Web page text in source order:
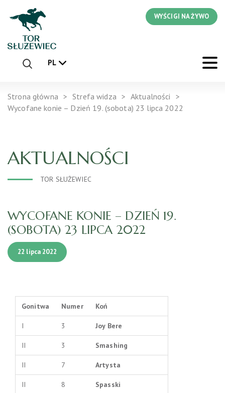
WYŚCIGI NA ŻYWO
PL
Strona główna Strefa widza
Aktualności
Wycofane konie – Dzień 19. (sobota) 23 lipca 2022
AKTUALNOŚCI
TOR SŁUŻEWIEC
WYCOFANE KONIE – DZIEŃ 19.
(SOBOTA) 23 LIPCA 2022
22 lipca 2022
Gonitwa Numer Koń
I 3 Joy Bere
II 3 Smashing
II 7 Artysta
II 8 Spasski